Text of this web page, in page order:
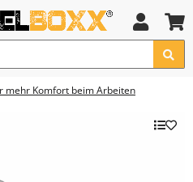
mehr Komfort beim Arbeiten